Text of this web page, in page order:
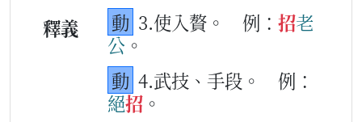
釋義
動 3.使入贅。 例： 招老
公。
動 4.武技、手段。
例：
絕招 。